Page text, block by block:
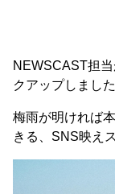
NEWSCAST担
クアップしました
梅雨が明ければ
きる、SNS映え